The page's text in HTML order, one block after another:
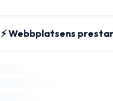
⚡ Webbplatsens